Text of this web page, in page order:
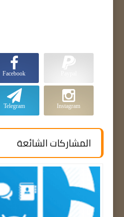
Facebook
Instagram
Telegram
المشاركات الشائعة